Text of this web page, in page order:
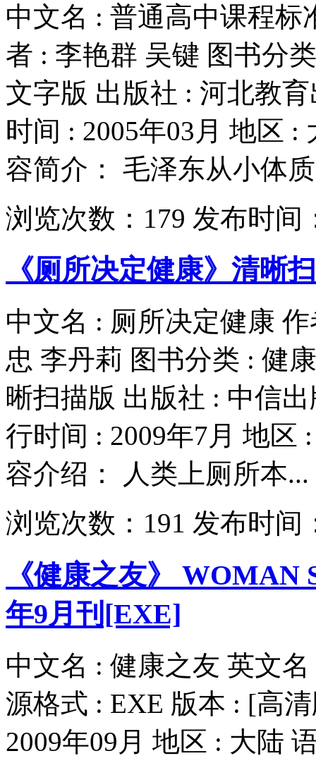
中文名 : 普通高中课程
者 : 李艳群 吴键 图书分
文字版 出版社 : 河北教
时间 : 2005年03月 地区 :
容简介： 毛泽东从小体
浏览次数： 179 发布时间
《厕所决定健康》清晰
中文名 : 厕所决定健康
忠 李丹莉 图书分类 : 健
晰扫描版 出版社 : 中信
行时间 : 2009年7月 地区
容介绍： 人类上厕所本...
浏览次数： 191 发布时间
《健康之友》 WOMAN
年9月刊[EXE]
中文名 : 健康之友 英文
源格式 : EXE 版本 : [高
2009年09月 地区 : 大陆